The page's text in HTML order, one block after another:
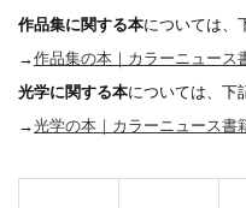
作品集に関する本については、
→作品集の本｜カラーニュース
光学に関する本については、下
→光学の本｜カラーニュース書